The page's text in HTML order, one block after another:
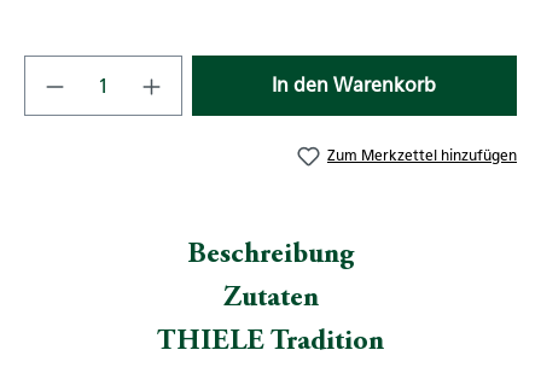
Produkt Anzahl: Gib den gewünschten
In den Warenkorb
Zum Merkzettel hinzufügen
Beschreibung
Zutaten
THIELE Tradition